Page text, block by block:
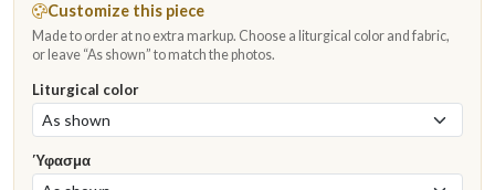
Customize this piece
Made to order at no extra markup. Choose a liturgical color and fabric,
or leave “As shown” to match the photos.
Liturgical color
Ύφασμα